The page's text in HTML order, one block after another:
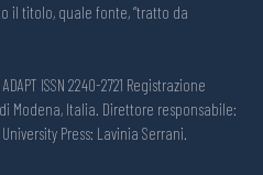
il titolo, quale fonte, “tratto da
ISSN 2240-2721 Registrazione
Modena, Italia. Direttore responsabile:
Press: Lavinia Serrani.